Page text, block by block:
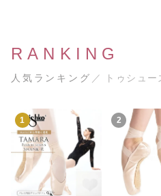
RANKING
人気ランキング ／ トゥシュ
1 2